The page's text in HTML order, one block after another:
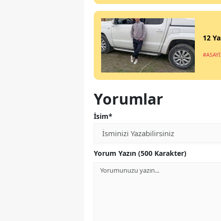
12
Yorumlar
İsim*
Yorum Yazın (500 Karakter)